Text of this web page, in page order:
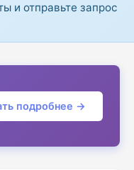
и отправьте запрос
подробнее →